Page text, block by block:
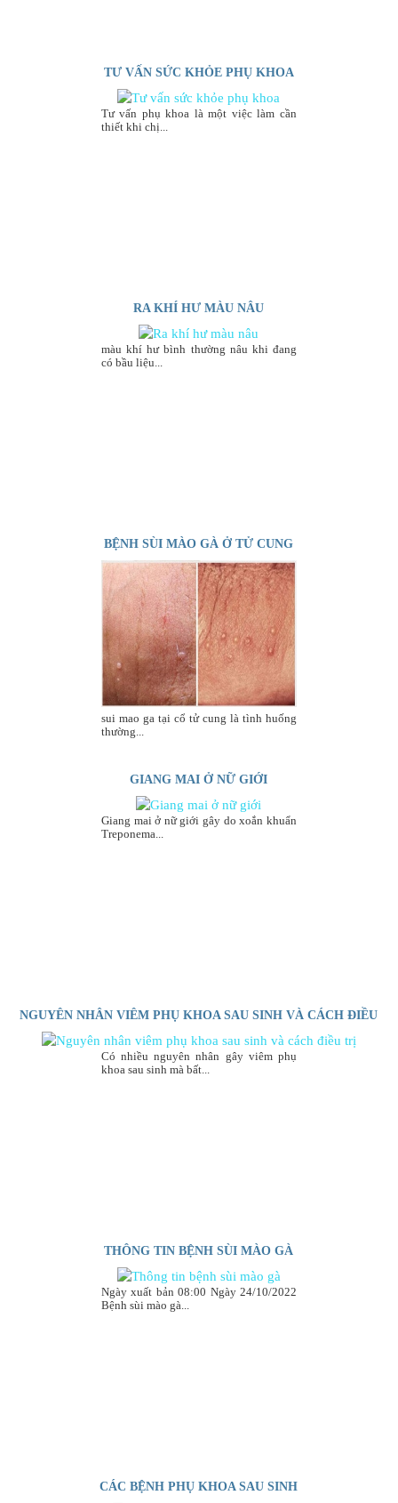
TƯ VẤN SỨC KHỎE PHỤ KHOA
Tư vấn phụ khoa là một việc làm cần
thiết khi chị...
RA KHÍ HƯ MÀU NÂU
màu khí hư bình thường nâu khi đang
có bầu liệu...
BỆNH SÙI MÀO GÀ Ở TỬ CUNG
sui mao ga tại cổ tử cung là tình huống
thường...
GIANG MAI Ở NỮ GIỚI
Giang mai ở nữ giới gây do xoắn khuẩn
Treponema...
NGUYÊN NHÂN VIÊM PHỤ KHOA SAU SINH VÀ CÁCH ĐIỀU
TRỊ
Có nhiều nguyên nhân gây viêm phụ
khoa sau sinh mà bất...
THÔNG TIN BỆNH SÙI MÀO GÀ
Ngày xuất bản 08:00 Ngày 24/10/2022
Bệnh sùi mào gà...
CÁC BỆNH PHỤ KHOA SAU SINH